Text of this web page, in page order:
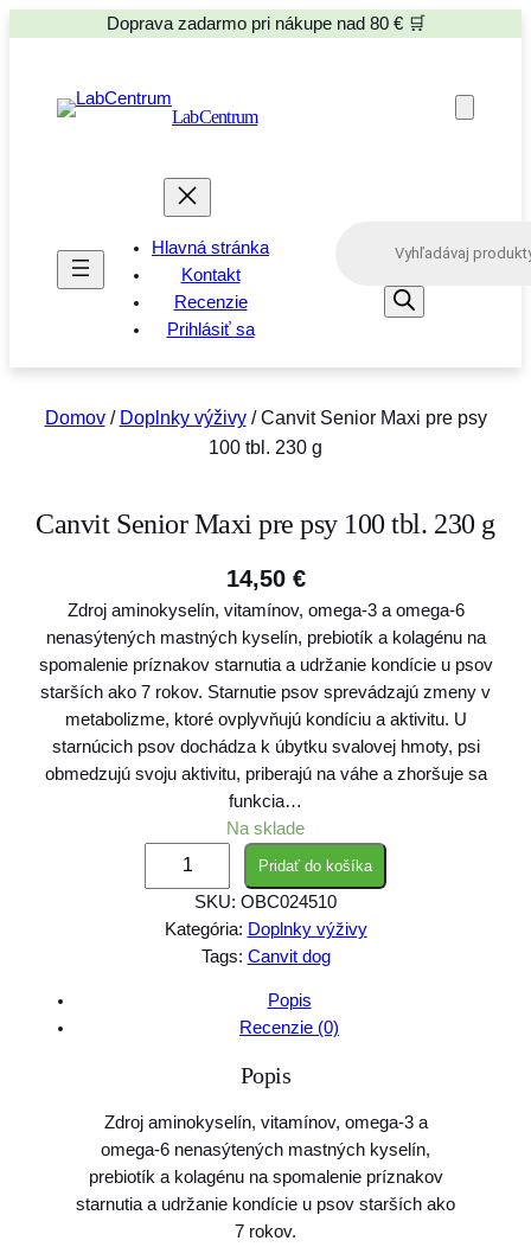
Doprava zadarmo pri nákupe nad 80 € 🛒
LabCentrum
Hlavná stránka
Kontakt
Recenzie
Prihlásiť sa
s
e
Domov/ Doplnky výživy/ Canvit Senior Maxi pre psy
100 tbl. 230 g
Canvit Senior Maxi pre psy 100 tbl. 230 g
14,50 €
Zdroj aminokyselín, vitamínov, omega-3 a omega-6
nenasýtených mastných kyselín, prebiotík a kolagénu na
spomalenie príznakov starnutia a udržanie kondície u psov
starších ako 7 rokov. Starnutie psov sprevádzajú zmeny v
metabolizme, ktoré ovplyvňujú kondíciu a aktivitu. U
starnúcich psov dochádza k úbytku svalovej hmoty, psi
obmedzujú svoju aktivitu, priberajú na váhe a zhoršuje sa
funkcia…
Na sklade
n
v
i
t
Pridať do košíka
SKU: OBC024510
Kategória: Doplnky výživy
Tags: Canvit dog
Popis
Recenzie (0)
Popis
Zdroj aminokyselín, vitamínov, omega-3 a
omega-6 nenasýtených mastných kyselín,
prebiotík a kolagénu na spomalenie príznakov
starnutia a udržanie kondície u psov starších ako
7 rokov.